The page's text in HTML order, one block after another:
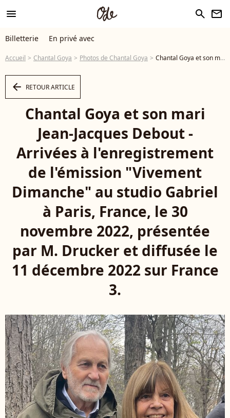
menu search newsletter
Billetterie En privé avec
Accueil Chantal Goya Photos de Chantal Goya Chantal Goya et son mari Jean-Jacques Debout - Arrivées à l'enregistrement de l'émission "Vivement Dimanche" au studio Gabriel à Paris, France, le 30 novembre 2022, présentée par M. Drucker et diffusée le 11 décembre 2022 sur France 3. © Christophe Clovis/Bestimage - Photo
arrow_left RETOUR ARTICLE
Chantal Goya et son mari
Jean-Jacques Debout -
Arrivées à l'enregistrement
de l'émission "Vivement
Dimanche" au studio Gabriel
à Paris, France, le 30
novembre 2022, présentée
par M. Drucker et diffusée le
11 décembre 2022 sur France
3.